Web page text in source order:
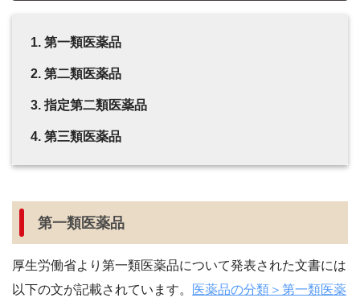
第一類医薬品
第二類医薬品
指定第二類医薬品
第三類医薬品
第一類医薬品
厚生労働省より第一類医薬品について発表された文書には
以下の文が記載されています。
医薬品の分類＞第一類医薬